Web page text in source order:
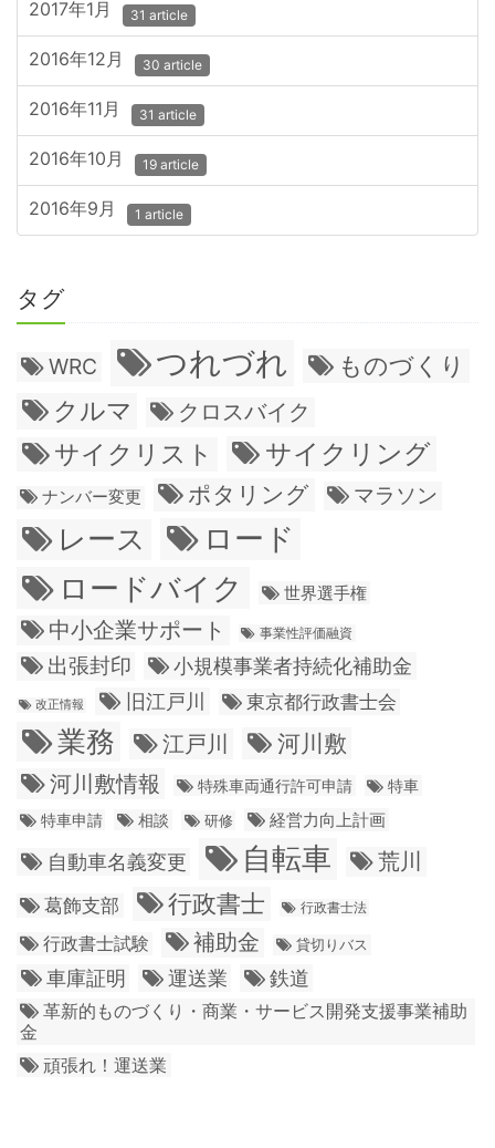
2017年1月 31 article
2016年12月 30 article
2016年11月 31 article
2016年10月 19 article
2016年9月 1 article
タグ
WRC つれづれ ものづくり
クルマ クロスバイク
サイクリスト サイクリング
ナンバー変更 ポタリング マラソン
レース
ロード
ロードバイク
世界選手権
中小企業サポート 事業性評価融資
出張封印 小規模事業者持続化補助金
改正情報 旧江戸川 東京都行政書士会
業務 江戸川
河川敷
河川敷情報
特殊車両通行許可申請
特車
特車申請
相談 研修 経営力向上計画
自動車名義変更 自転車 荒川
葛飾支部 行政書士 行政書士法
行政書士試験 補助金 貸切りバス
車庫証明 運送業 鉄道
革新的ものづくり・商業・サービス開発支援事業補助
金
頑張れ！運送業